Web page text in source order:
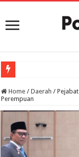
Home / Daerah /
Perempuan